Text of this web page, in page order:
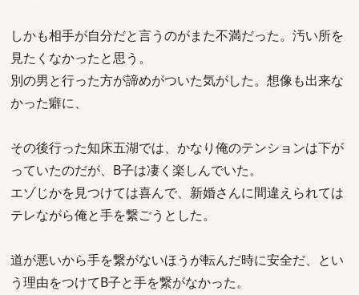
しかも相手が自分だと言うのがまた不満だった。汚い所を
見たくなかったと思う。
別の男と行った方が諦めがついた気がした。想像も出来な
かった癖に、
その後行った知床五湖では、かなり俺のテンションは下が
っていたのだが、B子は凄く楽しんでいた。
エゾじかを見つけては喜んで、新婚さんに間違えられては
テレながら俺と手を繋ごうとした。
道が悪いから手を繋がないほうが転んだ時に安全だ、とい
う理由をつけてB子と手を繋がなかった。